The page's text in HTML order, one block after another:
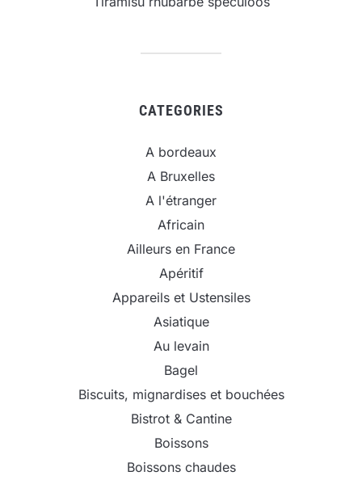
CATEGORIES
A bordeaux
A Bruxelles
A l'étranger
Africain
Ailleurs en France
Apéritif
Appareils et Ustensiles
Asiatique
Au levain
Bagel
Biscuits, mignardises et bouchées
Bistrot & Cantine
Boissons
Boissons chaudes